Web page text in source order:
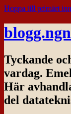
Hoppa till primärt
Tyckande
vardag.
Här
del